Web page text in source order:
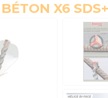
X6